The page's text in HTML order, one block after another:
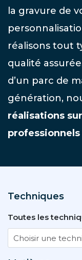
la gravure de
réalisons tout
qualité
d’un parc de
génération,
réalisations
Techniques
Toutes les